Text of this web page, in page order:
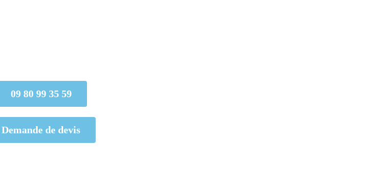
09 80 99 35 59
Demande de devis